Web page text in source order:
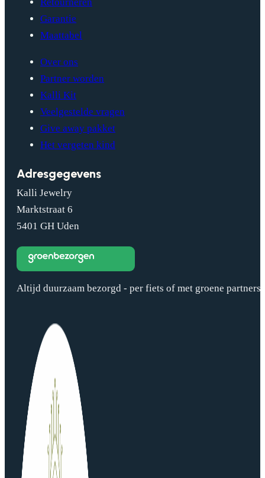
Retourneren
Garantie
Maattabel
Over ons
Partner worden
Kalli Kit
Veelgestelde vragen
Give away pakket
Het vergeten kind
Adresgegevens
Kalli Jewelry
Marktstraat 6
5401 GH Uden
Altijd duurzaam bezorgd - per fiets of met groene partners